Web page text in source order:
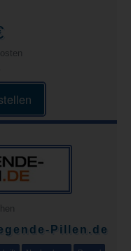
Pillen.de